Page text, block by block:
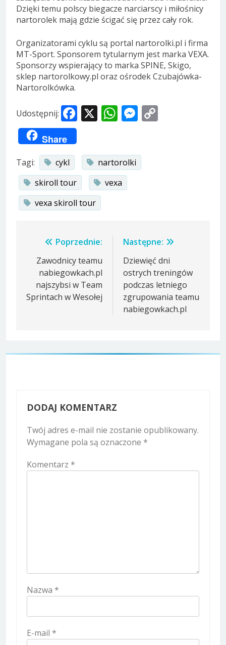
Dzięki temu polscy biegacze narciarscy i miłośnicy
nartorolek mają gdzie ścigać się przez cały rok.
Organizatorami cyklu są portal nartorolki.pl i firma
MT-Sport. Sponsorem tytularnym jest marka VEXA.
Sponsorzy wspierający to marka SPINE, Skigo,
sklep nartorolkowy.pl oraz ośrodek Czubajówka-
Nartorolkówka.
Udostępnij: Facebook
X WhatsApp
Messenger
Share
Tagi: cykl
nartorolki
skiroll tour
vexa
vexa skiroll tour
Nawigacja
wpisu
Poprzednie:
Zawodnicy teamu
nabiegowkach.pl
najszybsi w Team
Sprintach w Wesołej
Następne:
Dziewięć dni
ostrych treningów
podczas letniego
zgrupowania teamu
nabiegowkach.pl
DODAJ KOMENTARZ
Twój adres e-mail nie zostanie opublikowany.
Wymagane pola są oznaczone *
Komentarz *
Nazwa *
E-mail *